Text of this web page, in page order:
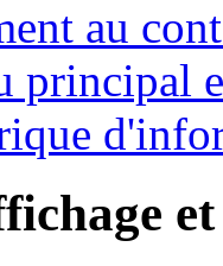
au
principal